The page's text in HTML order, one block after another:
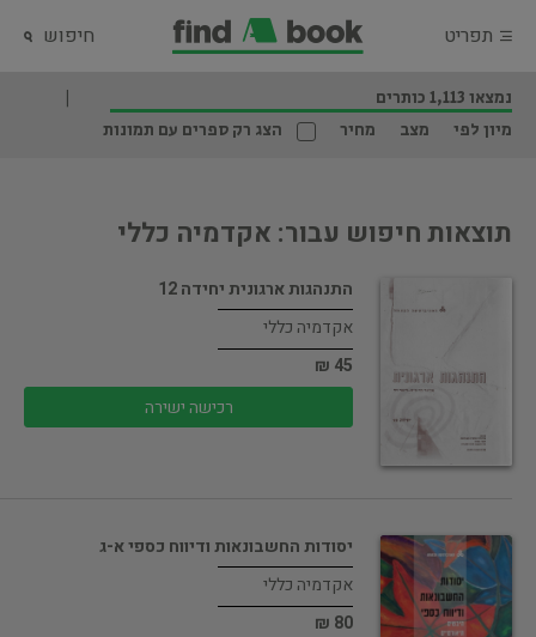
תפריט חיפוש
נמצאו 1,113 כותרים
מיון לפי
מצב מחיר הצג רק ספרים עם תמונות
תוצאות חיפוש עבור: אקדמיה כללי
התנהגות ארגונית יחידה 12
אקדמיה כללי
45 ₪
רכישה ישירה
יסודות החשבונאות ודיווח כספי א-ג
אקדמיה כללי
80 ₪